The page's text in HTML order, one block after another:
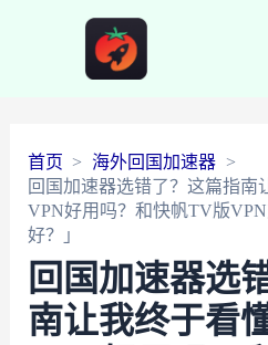
首页
海外回国加速器
回国加速器选错了？这篇指南
VPN好用吗？和快帆TV版
好？」
回国加速器选
南让我终于看